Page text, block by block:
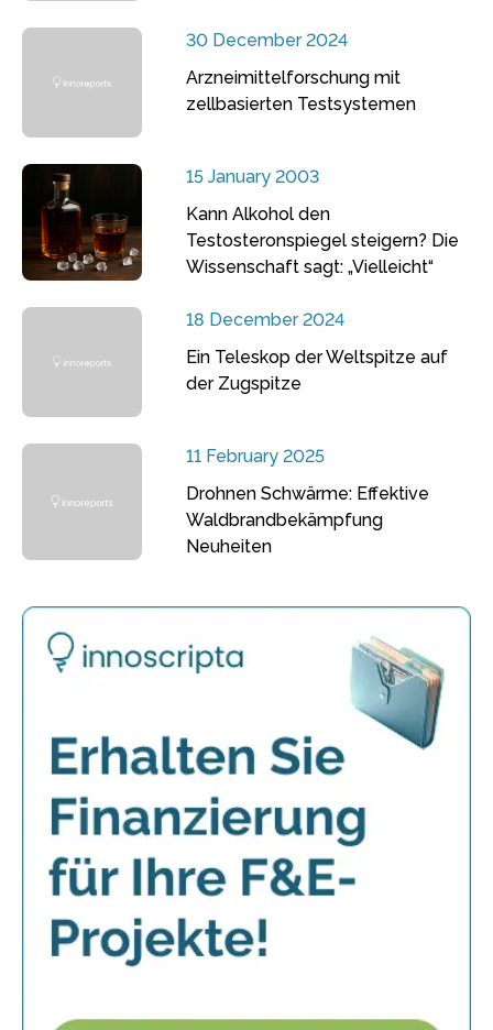
30 December 2024
Arzneimittelforschung mit
zellbasierten Testsystemen
15 January 2003
Kann Alkohol den
Testosteronspiegel steigern? Die
Wissenschaft sagt: „Vielleicht“
18 December 2024
Ein Teleskop der Weltspitze auf
der Zugspitze
11 February 2025
Drohnen Schwärme: Effektive
Waldbrandbekämpfung
Neuheiten